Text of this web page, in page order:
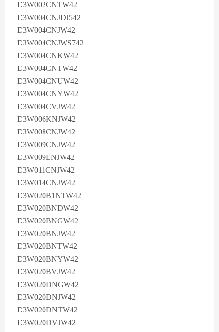
D3W002CNTW42
D3W004CNJDJ542
D3W004CNJW42
D3W004CNJWS742
D3W004CNKW42
D3W004CNTW42
D3W004CNUW42
D3W004CNYW42
D3W004CVJW42
D3W006KNJW42
D3W008CNJW42
D3W009CNJW42
D3W009ENJW42
D3W011CNJW42
D3W014CNJW42
D3W020B1NTW42
D3W020BNDW42
D3W020BNGW42
D3W020BNJW42
D3W020BNTW42
D3W020BNYW42
D3W020BVJW42
D3W020DNGW42
D3W020DNJW42
D3W020DNTW42
D3W020DVJW42